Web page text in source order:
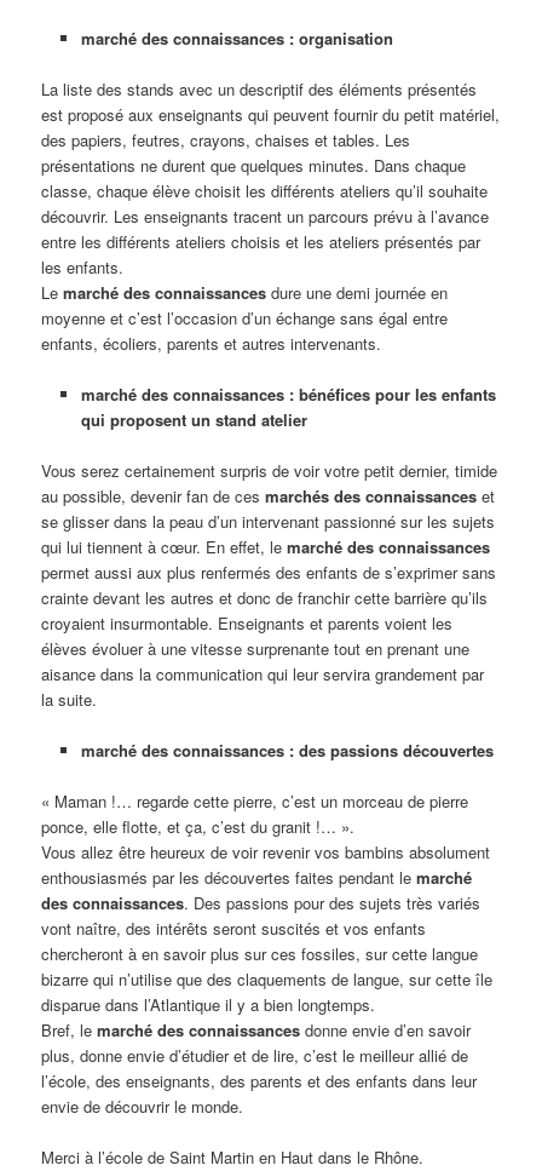
marché des connaissances : organisation
La liste des stands avec un descriptif des éléments présentés
est proposé aux enseignants qui peuvent fournir du petit matériel,
des papiers, feutres, crayons, chaises et tables. Les
présentations ne durent que quelques minutes. Dans chaque
classe, chaque élève choisit les différents ateliers qu’il souhaite
découvrir. Les enseignants tracent un parcours prévu à l’avance
entre les différents ateliers choisis et les ateliers présentés par
les enfants.
Lemarché des connaissances dure une demi journée en
moyenne et c’est l’occasion d’un échange sans égal entre
enfants, écoliers, parents et autres intervenants.
marché des connaissances : bénéfices pour les enfants
qui proposent un stand atelier
Vous serez certainement surpris de voir votre petit dernier, timide
au possible, devenir fan de cesmarchés des connaissances et
se glisser dans la peau d’un intervenant passionné sur les sujets
qui lui tiennent à cœur. En effet, lemarché des connaissances
permet aussi aux plus renfermés des enfants de s’exprimer sans
crainte devant les autres et donc de franchir cette barrière qu’ils
croyaient insurmontable. Enseignants et parents voient les
élèves évoluer à une vitesse surprenante tout en prenant une
aisance dans la communication qui leur servira grandement par
la suite.
marché des connaissances : des passions découvertes
« Maman !… regarde cette pierre, c’est un morceau de pierre
ponce, elle flotte, et ça, c’est du granit !… ».
Vous allez être heureux de voir revenir vos bambins absolument
enthousiasmés par les découvertes faites pendant lemarché
des connaissances. Des passions pour des sujets très variés
vont naître, des intérêts seront suscités et vos enfants
chercheront à en savoir plus sur ces fossiles, sur cette langue
bizarre qui n’utilise que des claquements de langue, sur cette île
disparue dans l’Atlantique il y a bien longtemps.
Bref, lemarché des connaissances donne envie d’en savoir
plus, donne envie d’étudier et de lire, c’est le meilleur allié de
l’école, des enseignants, des parents et des enfants dans leur
envie de découvrir le monde.
Merci à l’école de Saint Martin en Haut dans le Rhône.